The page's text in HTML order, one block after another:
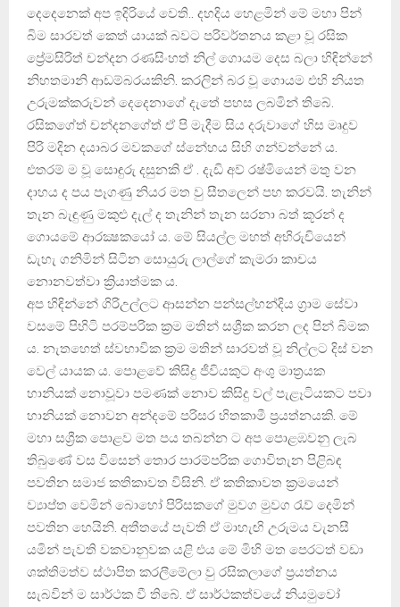
දෙදෙනෙක්‌ අප ඉදිරියේ වෙති.. දහදිය හෙළමින් මේ මහා පින්
බිම සාරවත් කෙත් යායක්‌ බවට පරිවර්තනය කළා වූ රසික
ප්‍රේමසිරිත් චන්දන රණසිංහත් නිල් ගොයම දෙස බලා හිඳින්නේ
නිහතමානි ආඩම්බරයකිනි. කරලින් බර වූ ගොයම එහි නියත
උරුමක්‌කරුවන් දෙදෙනාගේ දැතේ පහස ලබමින් තිබේ.
රසිකගේත් චන්දනගේත් ඒ පි මැදීම සිය දරුවාගේ හිස මෘදුව
පිරි මදින දයාබර මවකගේ ස්‌නේහය සිහි ගන්වන්නේ ය.
එතරම් ම වූ සොඳුරු දසුනකි ඒ . දැඩි අව් රෂ්මියෙන් මතු වන
දාහය ද පය පෑගණු නියර මත වු සීතලෙන් පහ කරවයි. තැනින්
තැන බැඳුණු මකුළු දැල් ද තැනින් තැන සරනා බත් කූරන් ද
ගොයමේ ආරක්‍ෂකයෝ ය. මේ සියල්ල මහත් අභිරුචියෙන්
ඩැහැ ගනිමින් සිටින සොයුරු ලාල්ගේ කැමරා කාචය
නොනවත්වා ක්‍රියාත්මක ය.
අප හිඳින්නේ ගිරිඋල්ලට ආසන්න පන්සල්හන්දිය ග්‍රාම සේවා
වසමේ පිහිටි පරම්පරික ක්‍රම මතින් සශ්‍රීක කරන ලද පින් බිමක
ය. නැතහෙත් ස්‌වභාවික ක්‍රම මතින් සාරවත් වූ නිල්ලට දිස්‌ වන
වෙල් යායක ය. පොළවේ කිසිදු ජීවියකුට අංශු මාත්‍රයක
හානියක්‌ නොවූවා පමණක්‌ නොව කිසිදු වල් පැළෑටියකට පවා
හානියක්‌ නොවන අන්දමේ පරිසර හිතකාමී ප්‍රයත්නයකි. මේ
මහා සශ්‍රීක පොළව මත පය තබන්න ට අප පොළඹවනු ලැබ
තිබුණේ වස විසෙන් තොර පාරම්පරික ගොවිතැන පිළිබඳ
පවතින සමාජ කතිකාවත විසිනි. ඒ කතිකාවත ක්‍රමයෙන්
ව්‍යාප්ත වෙමින් බොහෝ පිරිසකගේ මුවග මුවග රැව් දෙමින්
පවතින හෙයිනි. අතීතයේ පැවති ඒ මාහැඟි උරුමය වැනසී
යමින් පැවති වකවානුවක යළි එය මේ මිහි මත පෙරටත් වඩා
ශක්‌තිමත්ව ස්‌ථාපිත කරලීමේලා වු රසිකලාගේ ප්‍රයත්නය
සැබවින් ම සාර්ථක වී තිබේ. ඒ සාර්ථකත්වයේ නියමුවෝ